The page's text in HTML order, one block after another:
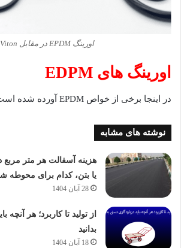
اورینگ EPDM در مقابل Viton
اورینگ های EDPM
در اینجا برخی از خواص EPDM آورده شده است:
نوشته های مشابه
یا بتن، کدام برای محوطه
28 آبان 1404
از تولید تا کاربرد؛ هر آنچه
بدانید
18 آبان 1404